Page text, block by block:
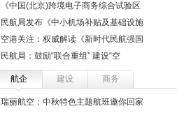
《中国(北京)跨境电子商务综合试验区
民航局发布《中小机场补贴及基础设施
空港关注：权威解读《新时代民航强国
民航局：鼓励“联合重组” 建设“空
航企 建设 商务
瑞丽航空：中秋特色主题航班邀你回家